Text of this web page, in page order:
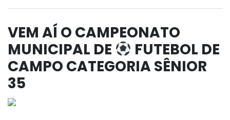
VEM AÍ O CAMPEONATO
MUNICIPAL DE
FUTEBOL DE
CAMPO CATEGORIA SÊNIOR
35